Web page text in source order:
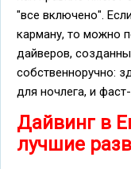
"все включено".
карману, то можно
дайверов,
собственноручно:
для ночлега, и
Дайвинг в
лучшие